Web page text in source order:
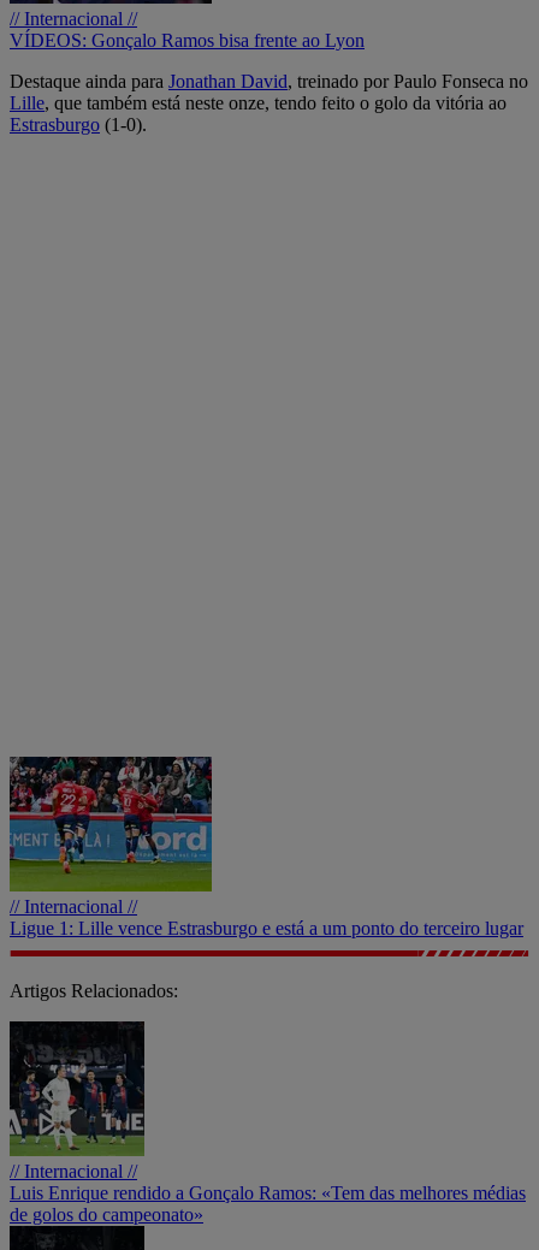
// Internacional //
VÍDEOS: Gonçalo Ramos bisa frente ao Lyon
Destaque ainda para Jonathan David, treinado por Paulo Fonseca no
Lille, que também está neste onze, tendo feito o golo da vitória ao
Estrasburgo (1-0).
// Internacional //
Ligue 1: Lille vence Estrasburgo e está a um ponto do terceiro lugar
Artigos Relacionados:
// Internacional //
Luis Enrique rendido a Gonçalo Ramos: «Tem das melhores médias
de golos do campeonato»